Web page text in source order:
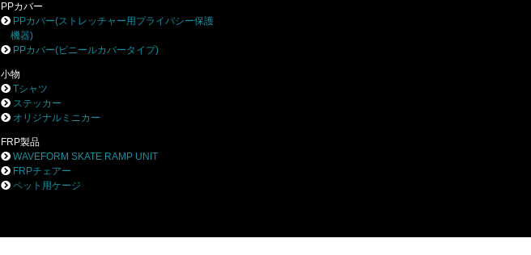
PPカバー
PPカバー(ストレッチャー用プライバシー保護
機器)
PPカバー(ビニールカバータイプ)
小物
Tシャツ
ステッカー
オリジナルミニカー
FRP製品
WAVEFORM SKATE RAMP UNIT
FRPチェアー
ペット用ケージ